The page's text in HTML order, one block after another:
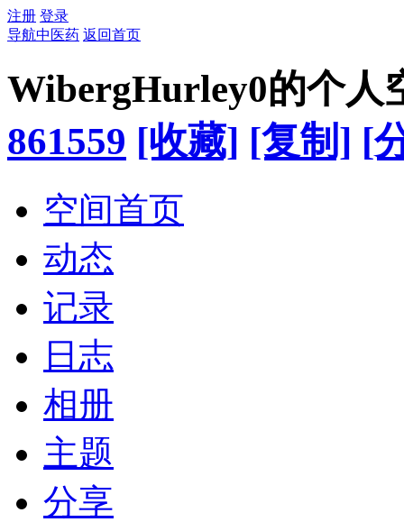
注册 登录
导航中医药 返回首页
WibergHurley0的个人
861559 [收藏] [复制] [
空间首页
动态
记录
日志
相册
主题
分享